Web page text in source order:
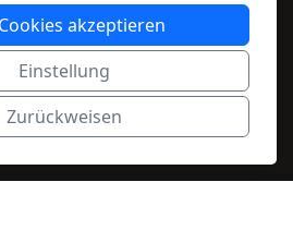
akzeptieren
Einstellung
Zurückweisen